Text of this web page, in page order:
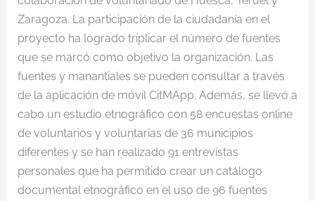
Zaragoza. La participación de la ciudadanía en el
proyecto ha logrado triplicar el número de fuentes
que se marcó como objetivo la organización. Las
fuentes y manantiales se pueden consultar a través
de la aplicación de móvil CitMApp. Además, se llevó a
cabo un estudio etnográfico con 58 encuestas online
de voluntarios y voluntarias de 36 municipios
diferentes y se han realizado 91 entrevistas
personales que ha permitido crear un catálogo
documental etnográfico en el uso de 96 fuentes